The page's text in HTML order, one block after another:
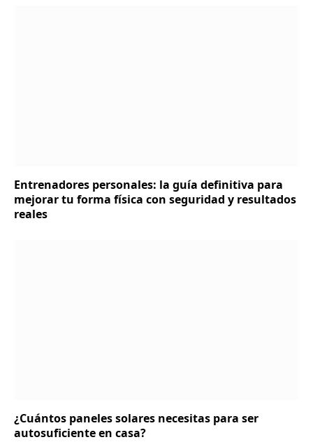
Entrenadores personales: la guía definitiva para
mejorar tu forma física con seguridad y resultados
reales
¿Cuántos paneles solares necesitas para ser
autosuficiente en casa?